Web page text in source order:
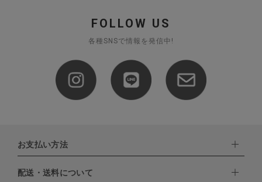
FOLLOW US
各種SNSで情報を発信中!
お支払い方法
下記お支払い方法よりお選びいただけます。
配送・送料について